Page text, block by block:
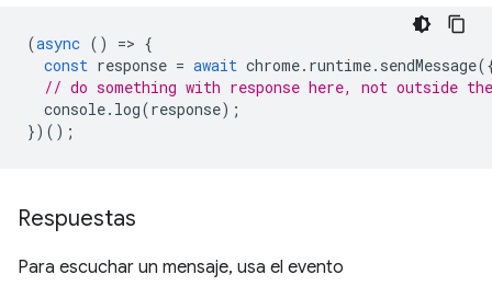
(async () => {
const response = await chrome. runtime. sendMessage
// do something with response here, not outside
console. log(response);
})();
Respuestas
Para escuchar un mensaje, usa el evento